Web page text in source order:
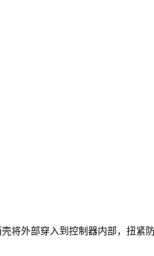
将外部穿入到控制器内部，扭紧